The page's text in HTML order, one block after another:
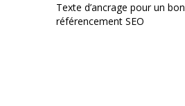
Texte d’ancrage pour un bon
référencement SEO